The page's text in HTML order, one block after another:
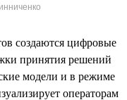
создаются цифровые
принятия решений
модели и в режиме
операторам